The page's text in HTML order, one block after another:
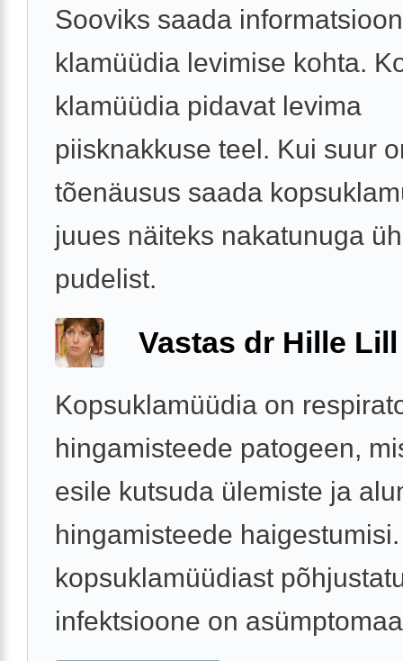
Sooviks saada
klamüüdia levimise kohta.
klamüüdia pidavat levima
piisknakkuse teel. Kui suur
tõenäusus saada
juues näiteks nakatunuga
pudelist.
Vastas dr Hille Lill
Kopsuklamüüdia on
hingamisteede patogeen,
esile kutsuda ülemiste ja
hingamisteede
kopsuklamüüdiast
infektsioone on